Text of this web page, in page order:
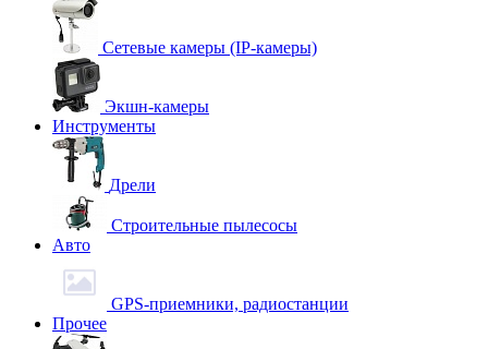
Сетевые камеры (IP-камеры)
Экшн-камеры
Инструменты
Дрели
Строительные пылесосы
Авто
GPS-приемники, радиостанции
Прочее